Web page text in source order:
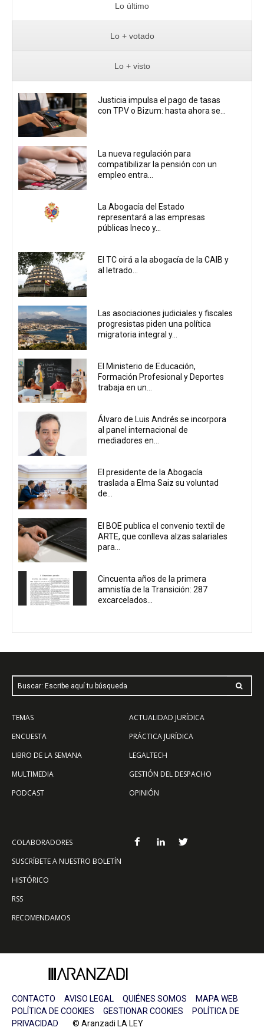
Lo último
Lo + votado
Lo + visto
Justicia impulsa el pago de tasas
con TPV o Bizum: hasta ahora se...
La nueva regulación para
compatibilizar la pensión con un
empleo entra...
La Abogacía del Estado
representará a las empresas
públicas Ineco y...
El TC oirá a la abogacía de la CAIB y
al letrado...
Las asociaciones judiciales y fiscales
progresistas piden una política
migratoria integral y...
El Ministerio de Educación,
Formación Profesional y Deportes
trabaja en un...
Álvaro de Luis Andrés se incorpora
al panel internacional de
mediadores en...
El presidente de la Abogacía
traslada a Elma Saiz su voluntad
de...
El BOE publica el convenio textil de
ARTE, que conlleva alzas salariales
para...
Cincuenta años de la primera
amnistía de la Transición: 287
excarcelados...
Buscar: Escribe aquí tu búsqueda
TEMAS
ENCUESTA
LIBRO DE LA SEMANA
MULTIMEDIA
PODCAST
ACTUALIDAD JURÍDICA
PRÁCTICA JURÍDICA
LEGALTECH
GESTIÓN DEL DESPACHO
OPINIÓN
COLABORADORES
SUSCRÍBETE A NUESTRO BOLETÍN
HISTÓRICO
RSS
RECOMENDAMOS
CONTACTO AVISO LEGAL QUIÉNES SOMOS
MAPA WEB
POLÍTICA DE COOKIES
GESTIONAR COOKIES
POLÍTICA DE
PRIVACIDAD © Aranzadi LA LEY